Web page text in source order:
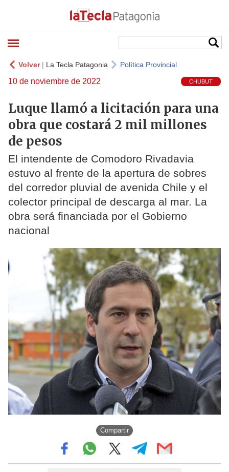
Volver| La Tecla Patagonia Política Provincial
10 de noviembre de 2022 CHUBUT
Luque llamó a licitación para una
obra que costará 2 mil millones
de pesos
El intendente de Comodoro Rivadavia
estuvo al frente de la apertura de sobres
del corredor pluvial de avenida Chile y el
colector principal de descarga al mar. La
obra será financiada por el Gobierno
nacional
Compartir